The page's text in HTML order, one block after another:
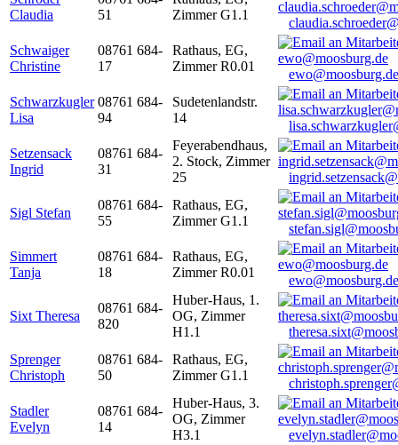
Claudia
51
Zimmer G1.1
Schwaiger
Christine
08761 684-
17
Rathaus, EG,
Zimmer R0.01
ewo@moosburg.de
Schwarzkugler
Lisa
08761 684-
94
Sudetenlandstr.
14
Setzensack
Ingrid
08761 684-
31
Feyerabendhaus,
2. Stock, Zimmer
25
Sigl Stefan
08761 684-
55
Rathaus, EG,
Zimmer G1.1
Simmert
Tanja
08761 684-
18
Rathaus, EG,
Zimmer R0.01
ewo@moosburg.de
Sixt Theresa
08761 684-
820
Huber-Haus, 1.
OG, Zimmer
H1.1
Sprenger
Christoph
08761 684-
50
Rathaus, EG,
Zimmer G1.1
Stadler
Evelyn
08761 684-
14
Huber-Haus, 3.
OG, Zimmer
H3.1